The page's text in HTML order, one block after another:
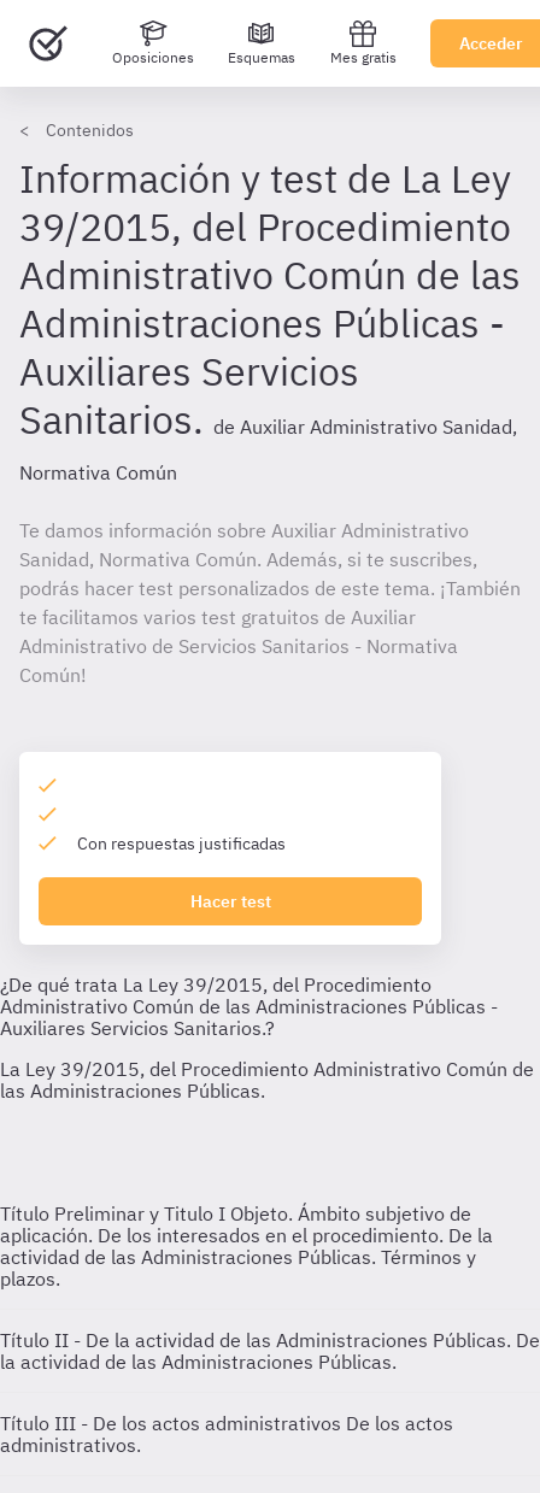
Oposiciones Esquemas Mes gratis
Acceder
Contenidos
Información y test de La Ley
39/2015, del Procedimiento
Administrativo Común de las
Administraciones Públicas -
Auxiliares Servicios
Sanitarios. de Auxiliar Administrativo Sanidad,
Normativa Común
Te damos información sobre Auxiliar Administrativo
Sanidad, Normativa Común. Además, si te suscribes,
podrás hacer test personalizados de este tema. ¡También
te facilitamos varios test gratuitos de Auxiliar
Administrativo de Servicios Sanitarios - Normativa
Común!
Con respuestas justificadas
Hacer test
Título Preliminar y Titulo I Objeto. Ámbito subjetivo de
aplicación. De los interesados en el procedimiento. De la
actividad de las Administraciones Públicas. Términos y
plazos.
Título II - De la actividad de las Administraciones Públicas. De
la actividad de las Administraciones Públicas.
Título III - De los actos administrativos De los actos
administrativos.